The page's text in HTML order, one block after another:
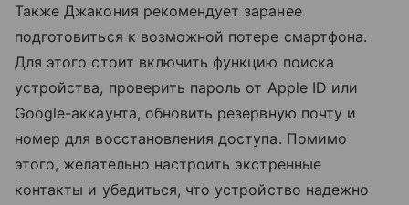
Также Джакония рекомендует заранее
подготовиться к возможной потере смартфона.
Для этого стоит включить функцию поиска
устройства, проверить пароль от Apple ID или
Google-аккаунта, обновить резервную почту и
номер для восстановления доступа. Помимо
этого, желательно настроить экстренные
контакты и убедиться, что устройство надежно